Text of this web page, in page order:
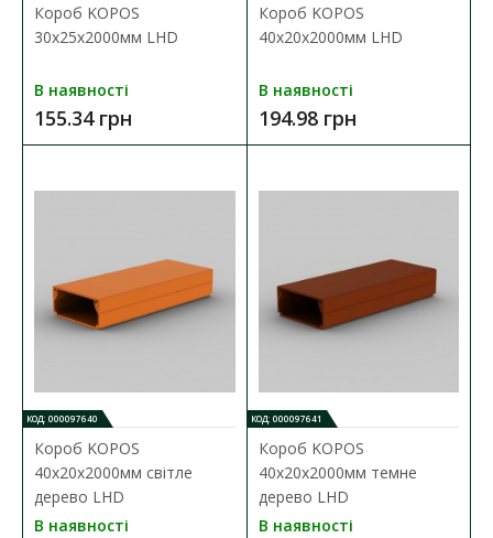
Короб перфорований АСКО 25х25х2000
Наявність: В наявності
Пластиковий перфорований короб АСКО призначений для
зручного монтажу електропроводки всередині елект..
Короб KOPOS
30х25х2000мм LHD
В наявності
155.34 грн
Короб KOPOS
40х20х2000мм LHD
В наявності
194.98 грн
КОД: 000097640
Короб KOPOS
40х20х2000мм світле
дерево LHD
В наявності
КОД: 000097641
Короб KOPOS
40х20х2000мм темне
дерево LHD
В наявності